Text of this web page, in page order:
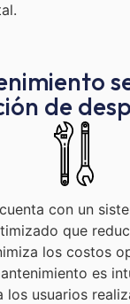
de
con un
que
los costos
es
los usuarios